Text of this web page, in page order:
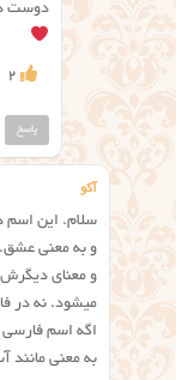
دوست
2
پاسخ
آکو
سلام. این اسم
و به معنی عشق.
و معنای
میشود. نه در
اگه اسم فارسی
به معنی مانند